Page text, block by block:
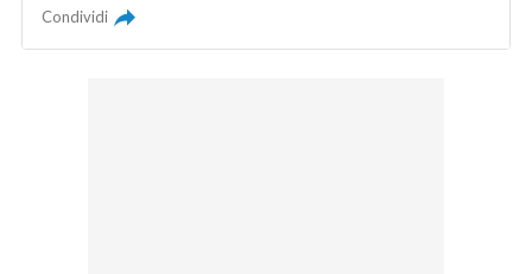
Condividi